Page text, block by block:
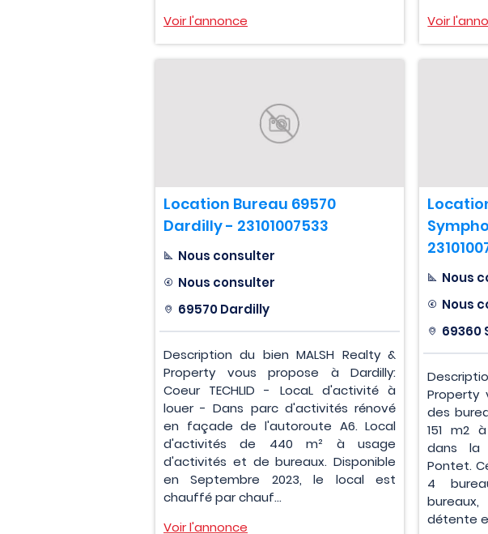
Voir l'annonce
Voir
Location Bureau 69570
Dardilly - 23101007533
Nous consulter
Nous consulter
69570 Dardilly
Description du bien MALSH Realty &
Property vous propose à Dardilly:
Coeur TECHLID - LocaL d'activité à
louer - Dans parc d'activités rénové
en façade de l'autoroute A6. Local
d'activités de 440 m² à usage
d'activités et de bureaux. Disponible
en Septembre 2023, le local est
chauffé par chauf...
Voir l'annonce
Nous
Nous
69360
Property
des
151 m2
dans la
Pontet.
4
détente